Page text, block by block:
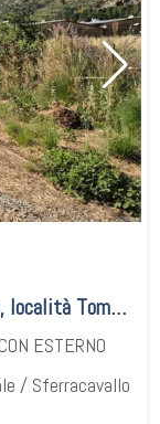
Capannone in affitto 315 m², Palermo, località Tommaso Natale / Sferracavallo / Cardillo
ESTERNO
/ Sferracavallo